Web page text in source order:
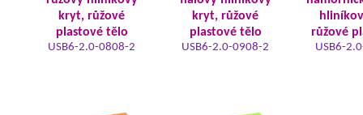
kryt, růžové
plastové tělo
USB6-2.0-0808-2
kryt, růžové
plastové tělo
USB6-2.0-0908-2
růžové
USB6-